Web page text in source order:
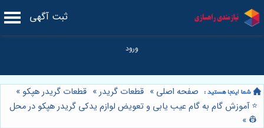
ثبت آگهی
صفحه اصلی » قطعات گریدر» قطعات گریدر هپکو »
⭐️ آموزش گام به گام عیب یابی و تعویض لوازم یدکی گریدر هپکو در محل
👷
»